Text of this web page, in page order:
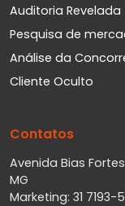
Auditoria Revelada
Pesquisa de
Análise da
Cliente Oculto
Contatos
Avenida Bias
MG
Marketing: 31 7193-